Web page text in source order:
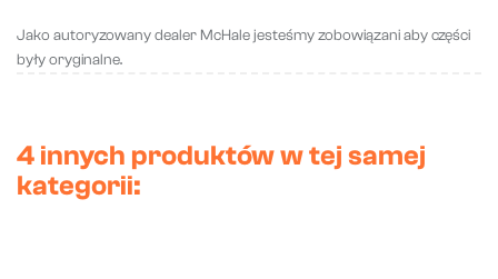
Jako autoryzowany dealer McHale jesteśmy zobowiązani aby części
były oryginalne.
4 innych produktów w tej samej
kategorii: